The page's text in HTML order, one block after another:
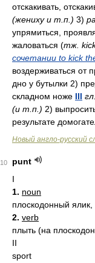
отскакивать,
(жениху и т.п.) 3)
упрямиться,
жаловаться (тж.
сочетании to kick
воздерживаться от
дно у бутылки 2)
складном ноже III гл.
(и т.п.) 2)
результате
Новый англо-русский
10
punt
I
1. noun
плоскодонный
2. verb
плыть (на
II
sport